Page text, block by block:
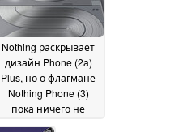
Nothing раскрывает
дизайн Phone (2a)
Plus, но о флагмане
Nothing Phone (3)
пока ничего не
известно31 July 2024